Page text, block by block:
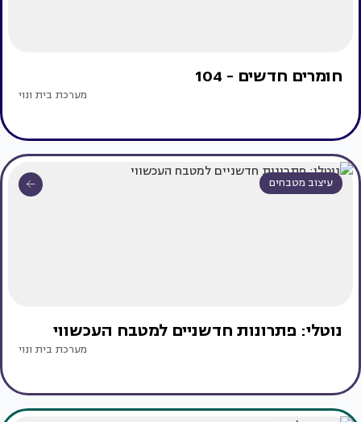
חומרים חדשים - 104
מערכת בית ונוי
עיצוב מטבחים
נוטלי: פתרונות חדשניים למטבח העכשווי
מערכת בית ונוי